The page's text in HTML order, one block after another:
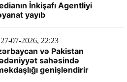
İnkişafı Agentliyi
yayıb
27-07-2026, 22:23
və Pakistan
sahəsində
genişləndirir